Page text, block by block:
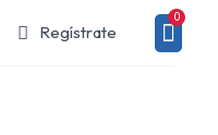
Regístrate